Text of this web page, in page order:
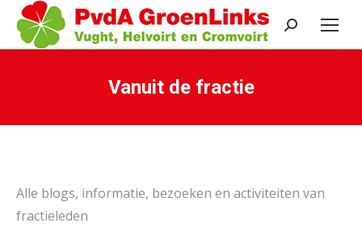
Search:
Vanuit de fractie
Alle blogs, informatie, bezoeken en activiteiten van
fractieleden